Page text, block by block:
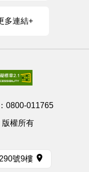
多連結+
0800-011765
版權所有
號9樓